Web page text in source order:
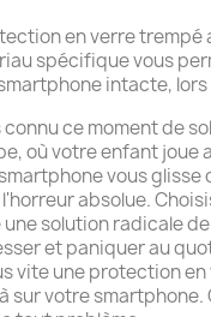
en verre trempé
spécifique vous
intacte,
connu ce moment de
où votre enfant joue
vous glisse
absolue.
solution radicale
et paniquer au
vite une protection
sur votre smartphone.